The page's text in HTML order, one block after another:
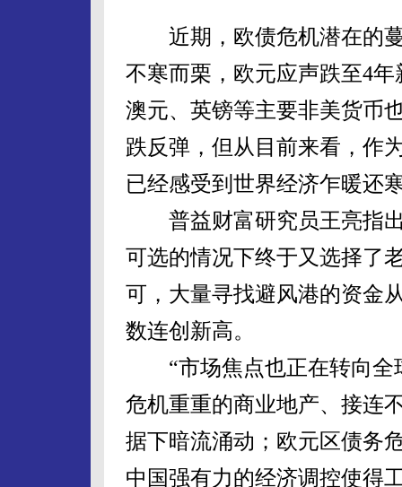
近期，欧债危机潜在的蔓
不寒而栗，欧元应声跌至4
澳元、英镑等主要非美货币
跌反弹，但从目前来看，作
已经感受到世界经济乍暖还
普益财富研究员王亮指出
可选的情况下终于又选择
可，大量寻找避风港的资金
数连创新高。
“市场焦点也正在转向全
危机重重的商业地产、接连
据下暗流涌动；欧元区债务
中国强有力的经济调控使得